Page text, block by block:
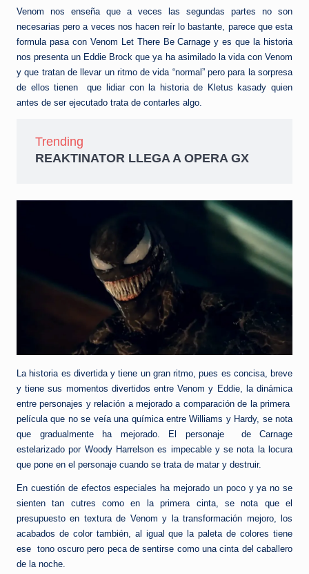
Venom nos enseña que a veces las segundas partes no son
necesarias pero a veces nos hacen reír lo bastante, parece que esta
formula pasa con Venom Let There Be Carnage y es que la historia
nos presenta un Eddie Brock que ya ha asimilado la vida con Venom
y que tratan de llevar un ritmo de vida “normal” pero para la sorpresa
de ellos tienen que lidiar con la historia de Kletus kasady quien
antes de ser ejecutado trata de contarles algo.
Trending
REAKTINATOR LLEGA A OPERA GX
La historia es divertida y tiene un gran ritmo, pues es concisa, breve
y tiene sus momentos divertidos entre Venom y Eddie, la dinámica
entre personajes y relación a mejorado a comparación de la primera
película que no se veía una química entre Williams y Hardy, se nota
que gradualmente ha mejorado. El personaje de Carnage
estelarizado por Woody Harrelson es impecable y se nota la locura
que pone en el personaje cuando se trata de matar y destruir.
En cuestión de efectos especiales ha mejorado un poco y ya no se
sienten tan cutres como en la primera cinta, se nota que el
presupuesto en textura de Venom y la transformación mejoro, los
acabados de color también, al igual que la paleta de colores tiene
ese tono oscuro pero peca de sentirse como una cinta del caballero
de la noche.